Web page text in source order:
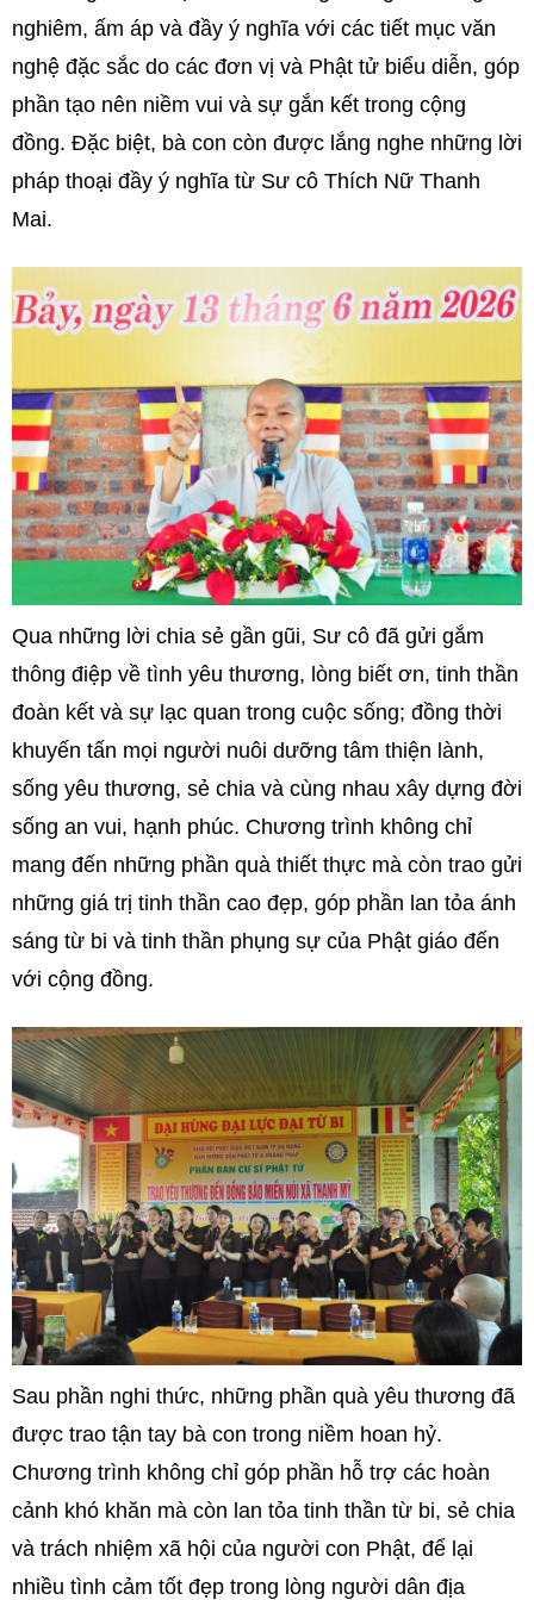
nghiêm, ấm áp và đầy ý nghĩa với các tiết mục văn
nghệ đặc sắc do các đơn vị và Phật tử biểu diễn, góp
phần tạo nên niềm vui và sự gắn kết trong cộng
đồng. Đặc biệt, bà con còn được lắng nghe những lời
pháp thoại đầy ý nghĩa từ Sư cô Thích Nữ Thanh
Mai.
Qua những lời chia sẻ gần gũi, Sư cô đã gửi gắm
thông điệp về tình yêu thương, lòng biết ơn, tinh thần
đoàn kết và sự lạc quan trong cuộc sống; đồng thời
khuyến tấn mọi người nuôi dưỡng tâm thiện lành,
sống yêu thương, sẻ chia và cùng nhau xây dựng đời
sống an vui, hạnh phúc. Chương trình không chỉ
mang đến những phần quà thiết thực mà còn trao gửi
những giá trị tinh thần cao đẹp, góp phần lan tỏa ánh
sáng từ bi và tinh thần phụng sự của Phật giáo đến
với cộng đồng.
Sau phần nghi thức, những phần quà yêu thương đã
được trao tận tay bà con trong niềm hoan hỷ.
Chương trình không chỉ góp phần hỗ trợ các hoàn
cảnh khó khăn mà còn lan tỏa tinh thần từ bi, sẻ chia
và trách nhiệm xã hội của người con Phật, để lại
nhiều tình cảm tốt đẹp trong lòng người dân địa